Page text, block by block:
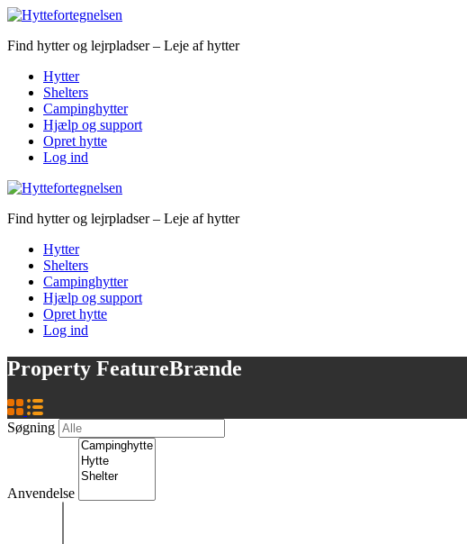
Find hytter og lejrpladser – Leje af hytter
Hytter
Shelters
Campinghytter
Hjælp og support
Opret hytte
Log ind
Find hytter og lejrpladser – Leje af hytter
Hytter
Shelters
Campinghytter
Hjælp og support
Opret hytte
Log ind
Property FeatureBrænde
Søgning
Anvendelse